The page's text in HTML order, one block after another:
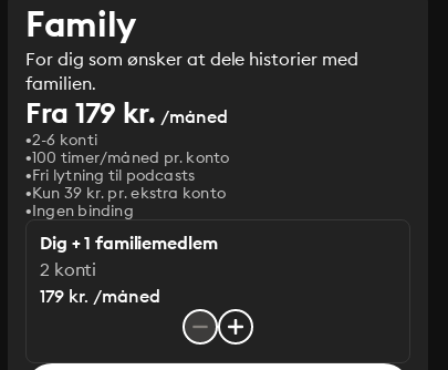
Family
For dig som ønsker at dele historier med
familien.
Fra 179 kr. /måned
2-6 konti
100 timer/måned pr. konto
Fri lytning til podcasts
Kun 39 kr. pr. ekstra konto
Ingen binding
Dig + 1 familiemedlem
2 konti
179 kr. /måned